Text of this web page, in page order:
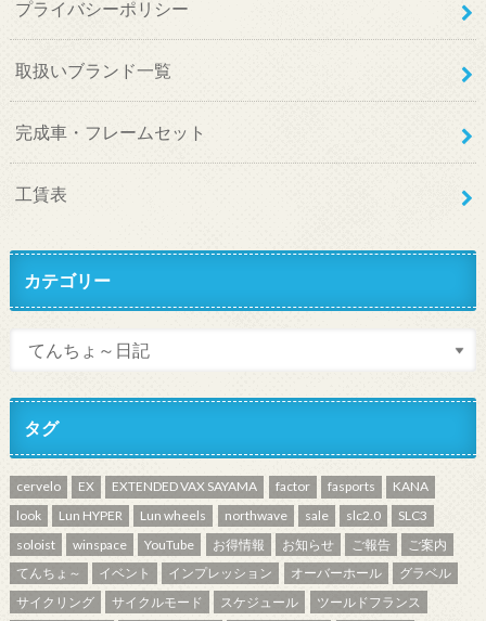
プライバシーポリシー
取扱いブランド一覧
完成車・フレームセット
工賃表
カテゴリー
タグ
cervelo EX EXTENDED VAX SAYAMA factor fasports
KANA
look
Lun HYPER Lun wheels northwave sale slc2.0
SLC3
soloist
winspace YouTube お得情報 お知らせ ご報告
ご案内
てんちょ～
イベント インプレッション オーバーホール
グラベル
サイクリング
サイクルモード スケジュール
ツールドフランス